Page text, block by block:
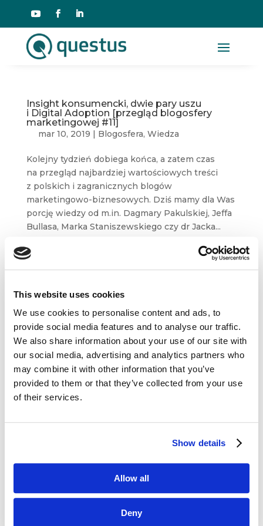
This website uses cookies
We use cookies to personalise content and ads, to
provide social media features and to analyse our traffic.
We also share information about your use of our site with
our social media, advertising and analytics partners who
may combine it with other information that you’ve
provided to them or that they’ve collected from your use
of their services.
Show details
Allow all
Deny
Insight konsumencki, dwie pary uszu
i Digital Adoption [przegląd blogosfery
marketingowej #11]
mar 10, 2019 | Blogosfera, Wiedza
Kolejny tydzień dobiega końca, a zatem czas
na przegląd najbardziej wartościowych treści
z polskich i zagranicznych blogów
marketingowo-biznesowych. Dziś mamy dla Was
porcję wiedzy od m.in. Dagmary Pakulskiej, Jeffa
Bullasa, Marka Staniszewskiego czy dr Jacka...
Dane kontaktowe

questus
ul. Organizacji WiN 83/7
91-811 Łódź
 601 098 038